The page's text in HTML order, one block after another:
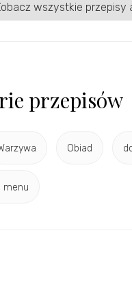
wszystkie przepisy
przepisów
Obiad
menu